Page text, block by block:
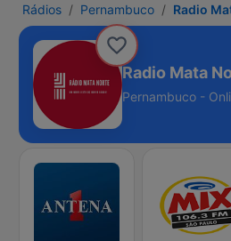
Rádios Pernambuco Radio
Radio Mata
Pernambuco -